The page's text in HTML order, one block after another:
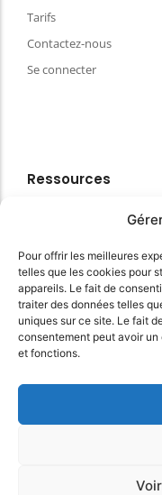
Pour offrir les meilleures
telles que les cookies pour
appareils. Le fait de
traiter des données telles
uniques sur ce site. Le fait
consentement peut avoir
et fonctions.
Tarifs
Contactez-nous
Se connecter
Ressources
Choisir votre matériel de
Espace client
CGVU
Politique de
Conditions Générales du